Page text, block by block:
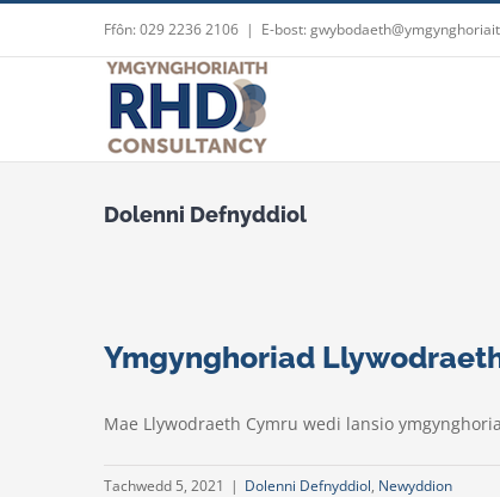
Ffôn: 029 2236 2106 | E-bost:
Dolenni Defnyddiol
Ymgynghoriad
Mae Llywodraeth Cymru wedi lansio
Tachwedd 5, 2021 | Dolenni Defnyddiol, Newyddion